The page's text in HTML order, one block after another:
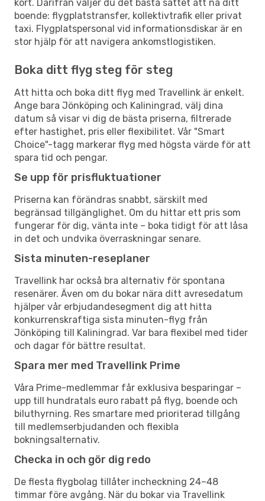
kort. Därifrån väljer du det bästa sättet att nå ditt
boende: flygplatstransfer, kollektivtrafik eller privat
taxi. Flygplatspersonal vid informationsdiskar är en
stor hjälp för att navigera ankomstlogistiken.
Boka ditt flyg steg för steg
Att hitta och boka ditt flyg med Travellink är enkelt.
Ange bara Jönköping och Kaliningrad, välj dina
datum så visar vi dig de bästa priserna, filtrerade
efter hastighet, pris eller flexibilitet. Vår "Smart
Choice"-tagg markerar flyg med högsta värde för att
spara tid och pengar.
Se upp för prisfluktuationer
Priserna kan förändras snabbt, särskilt med
begränsad tillgänglighet. Om du hittar ett pris som
fungerar för dig, vänta inte – boka tidigt för att låsa
in det och undvika överraskningar senare.
Sista minuten-reseplaner
Travellink har också bra alternativ för spontana
resenärer. Även om du bokar nära ditt avresedatum
hjälper vår erbjudandesegment dig att hitta
konkurrenskraftiga sista minuten-flyg från
Jönköping till Kaliningrad. Var bara flexibel med tider
och dagar för bättre resultat.
Spara mer med Travellink Prime
Våra Prime-medlemmar får exklusiva besparingar –
upp till hundratals euro rabatt på flyg, boende och
biluthyrning. Res smartare med prioriterad tillgång
till medlemserbjudanden och flexibla
bokningsalternativ.
Checka in och gör dig redo
De flesta flygbolag tillåter incheckning 24–48
timmar före avgång. När du bokar via Travellink